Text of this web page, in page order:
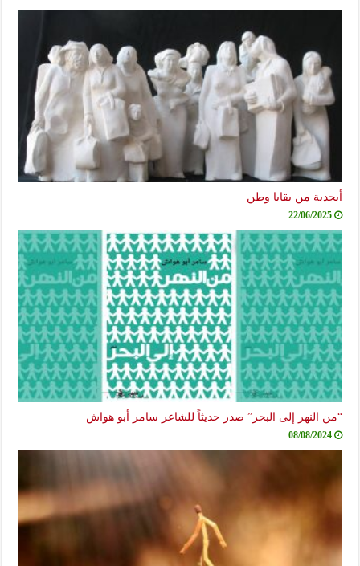
أبجدية من بقايا وطن
22/06/2025
“من النهر إلى البحر” صدر حديثاً للشاعر سامر أبو هواش
08/08/2024